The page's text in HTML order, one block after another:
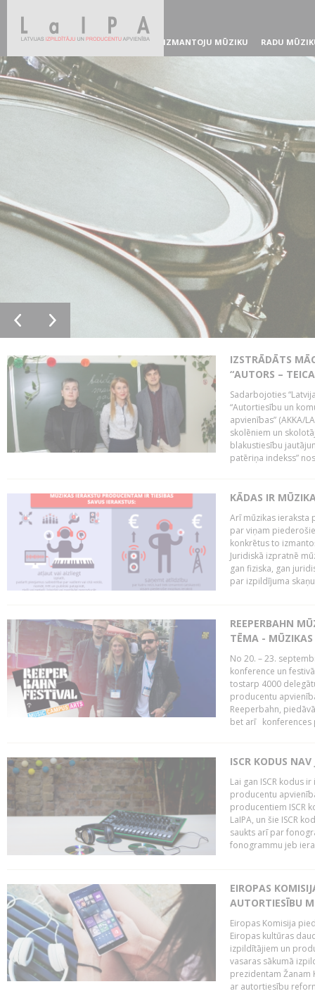
IZMANTOJU MŪZIKU RADU
IZSTRĀDĀTS
“AUTORS –
Sadarbojoties
“Autortiesību un
apvienības” (AKKA/
skolēniem un
blakustiesību
patēriņa indekss”
KĀDAS IR
Arī mūzikas ieraksta
par viņam
konkrētus to
Juridiskā izpratnē
gan fiziska, gan
par izpildījuma
REEPERBAHN
TĒMA -
No 20. – 23.
konference un
tostarp 4000
producentu
Reeperbahn,
bet arī konferences
ISCR KODUS
Lai gan ISCR kodus
producentu
producentiem ISCR
LaIPA, un šie ISCR
saukts arī par
fonogrammu jeb
EIROPAS
AUTORTIESĪBU
Eiropas Komisija
Eiropas kultūras
izpildītājiem un
vasaras sākumā
prezidentam Žanam
ar autortiesību